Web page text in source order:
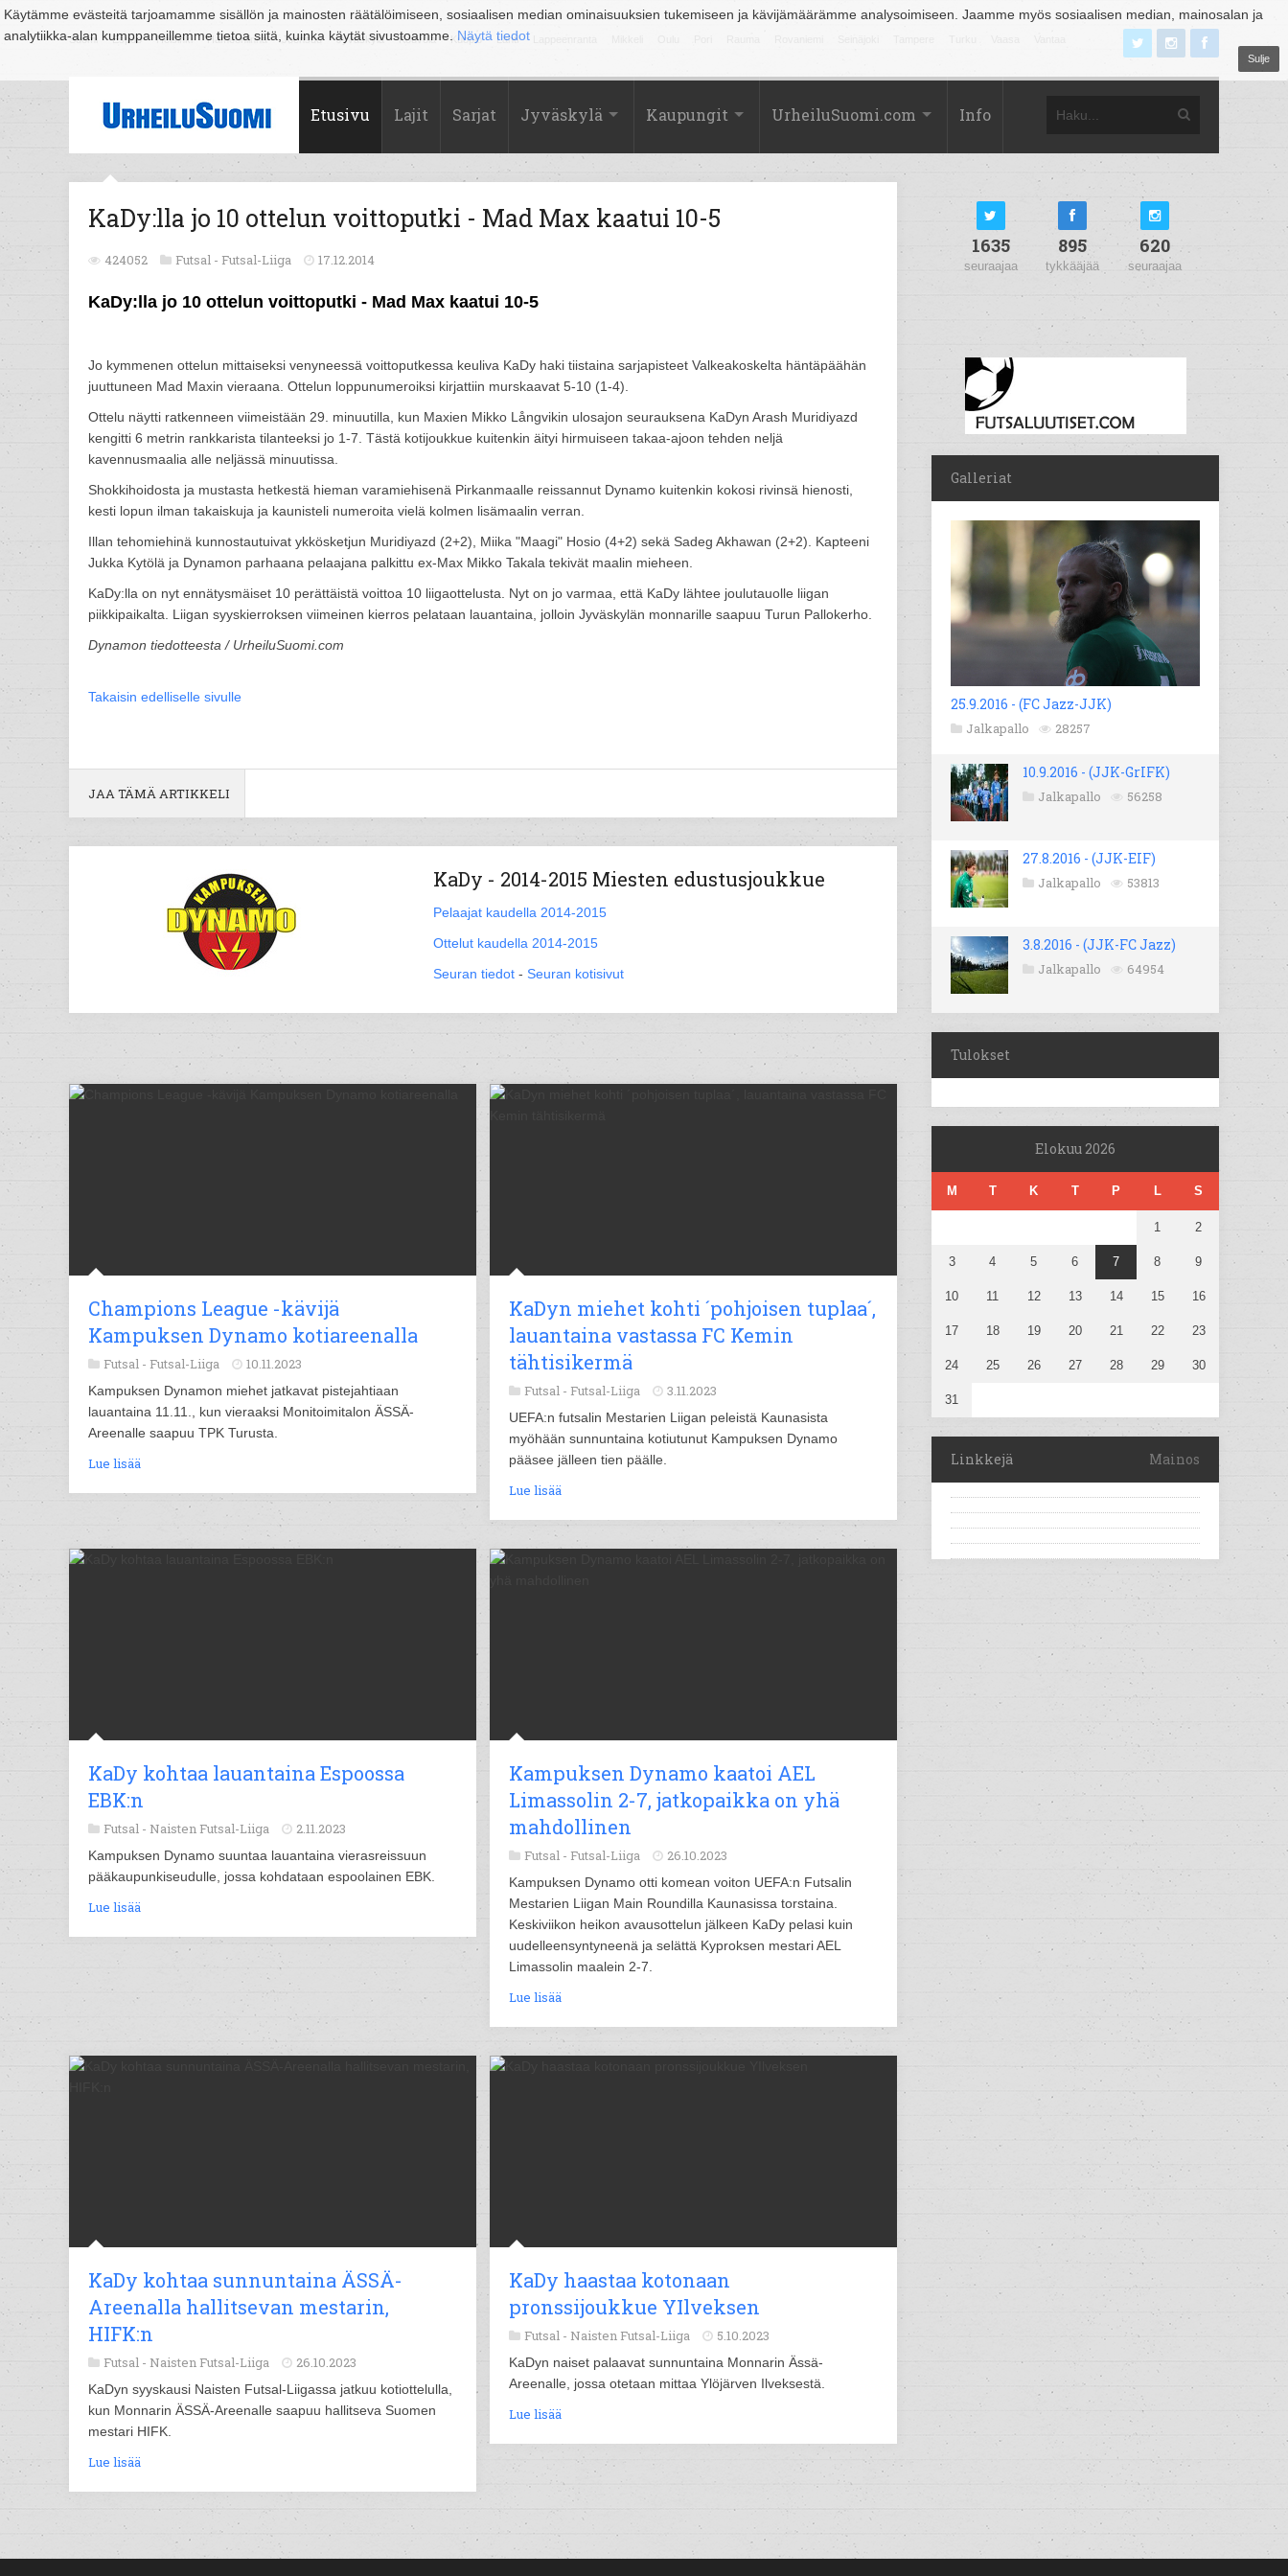
Käytämme evästeitä tarjoamamme sisällön ja mainosten räätälöimiseen, sosiaalisen median ominaisuuksien tukemiseen ja kävijämäärämme analysoimiseen. Jaamme myös sosiaalisen median, mainosalan ja
analytiikka-alan kumppaneillemme tietoa siitä, kuinka käytät sivustoamme. Näytä tiedot
Sulje
Suomi Espoo Helsinki Hämeenlinna Joensuu Jyväskylä Kouvola Kuopio Lahti
Etusivu Lajit Sarjat Jyväskylä Kaupungit UrheiluSuomi.com Info
KaDy:lla jo 10 ottelun voittoputki - Mad Max kaatui 10-5
424052 Futsal - Futsal-Liiga 17.12.2014
KaDy:lla jo 10 ottelun voittoputki - Mad Max kaatui 10-5
Jo kymmenen ottelun mittaiseksi venyneessä voittoputkessa keuliva KaDy haki tiistaina sarjapisteet Valkeakoskelta häntäpäähän
juuttuneen Mad Maxin vieraana. Ottelun loppunumeroiksi kirjattiin murskaavat 5-10 (1-4).
Ottelu näytti ratkenneen viimeistään 29. minuutilla, kun Maxien Mikko Långvikin ulosajon seurauksena KaDyn Arash Muridiyazd
kengitti 6 metrin rankkarista tilanteeksi jo 1-7. Tästä kotijoukkue kuitenkin äityi hirmuiseen takaa-ajoon tehden neljä
kavennusmaalia alle neljässä minuutissa.
Shokkihoidosta ja mustasta hetkestä hieman varamiehisenä Pirkanmaalle reissannut Dynamo kuitenkin kokosi rivinsä hienosti,
kesti lopun ilman takaiskuja ja kaunisteli numeroita vielä kolmen lisämaalin verran.
Illan tehomiehinä kunnostautuivat ykkösketjun Muridiyazd (2+2), Miika "Maagi" Hosio (4+2) sekä Sadeg Akhawan (2+2). Kapteeni
Jukka Kytölä ja Dynamon parhaana pelaajana palkittu ex-Max Mikko Takala tekivät maalin mieheen.
KaDy:lla on nyt ennätysmäiset 10 perättäistä voittoa 10 liigaottelusta. Nyt on jo varmaa, että KaDy lähtee joulutauolle liigan
piikkipaikalta. Liigan syyskierroksen viimeinen kierros pelataan lauantaina, jolloin Jyväskylän monnarille saapuu Turun Pallokerho.
Dynamon tiedotteesta / UrheiluSuomi.com
Takaisin edelliselle sivulle
JAA TÄMÄ ARTIKKELI
KaDy - 2014-2015 Miesten edustusjoukkue
Pelaajat kaudella 2014-2015
Ottelut kaudella 2014-2015
Seuran tiedot - Seuran kotisivut
Champions League -kävijä
Kampuksen Dynamo kotiareenalla
Futsal - Futsal-Liiga 10.11.2023
Kampuksen Dynamon miehet jatkavat pistejahtiaan
lauantaina 11.11., kun vieraaksi Monitoimitalon ÄSSÄ-
Areenalle saapuu TPK Turusta.
Lue lisää
KaDyn miehet kohti ´pohjoisen tuplaa´,
lauantaina vastassa FC Kemin
tähtisikermä
Futsal - Futsal-Liiga 3.11.2023
UEFA:n futsalin Mestarien Liigan peleistä Kaunasista
myöhään sunnuntaina kotiutunut Kampuksen Dynamo
pääsee jälleen tien päälle.
Lue lisää
KaDy kohtaa lauantaina Espoossa
EBK:n
Futsal - Naisten Futsal-Liiga 2.11.2023
Kampuksen Dynamo suuntaa lauantaina vierasreissuun
pääkaupunkiseudulle, jossa kohdataan espoolainen EBK.
Lue lisää
Kampuksen Dynamo kaatoi AEL
Limassolin 2-7, jatkopaikka on yhä
mahdollinen
Futsal - Futsal-Liiga 26.10.2023
Kampuksen Dynamo otti komean voiton UEFA:n Futsalin
Mestarien Liigan Main Roundilla Kaunasissa torstaina.
Keskiviikon heikon avausottelun jälkeen KaDy pelasi kuin
uudelleensyntyneenä ja selättä Kyproksen mestari AEL
Limassolin maalein 2-7.
Lue lisää
KaDy kohtaa sunnuntaina ÄSSÄ-
Areenalla hallitsevan mestarin,
HIFK:n
Futsal - Naisten Futsal-Liiga 26.10.2023
KaDyn syyskausi Naisten Futsal-Liigassa jatkuu kotiottelulla,
kun Monnarin ÄSSÄ-Areenalle saapuu hallitseva Suomen
mestari HIFK.
Lue lisää
KaDy haastaa kotonaan
pronssijoukkue YIlveksen
Futsal - Naisten Futsal-Liiga 5.10.2023
KaDyn naiset palaavat sunnuntaina Monnarin Ässä-
Areenalle, jossa otetaan mittaa Ylöjärven Ilveksestä.
Lue lisää
1635
seuraajaa
895
tykkääjää
620
seuraajaa
Galleriat
25.9.2016 - (FC Jazz-JJK)
Jalkapallo 28257
10.9.2016 - (JJK-GrIFK)
Jalkapallo 56258
27.8.2016 - (JJK-EIF)
Jalkapallo 53813
3.8.2016 - (JJK-FC Jazz)
Jalkapallo 64954
Tulokset
Elokuu 2026
M T K T P L S
1 2
3 4 5 6 7 8 9
10 11 12 13 14 15 16
17 18 19 20 21 22 23
24 25 26 27 28 29 30
31
Linkkejä Mainos